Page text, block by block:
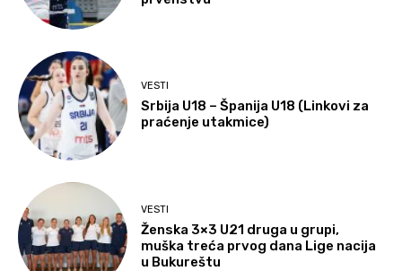
VESTI
Srbija U18 – Španija U18 (Linkovi za
praćenje utakmice)
VESTI
Ženska 3×3 U21 druga u grupi,
muška treća prvog dana Lige nacija
u Bukureštu